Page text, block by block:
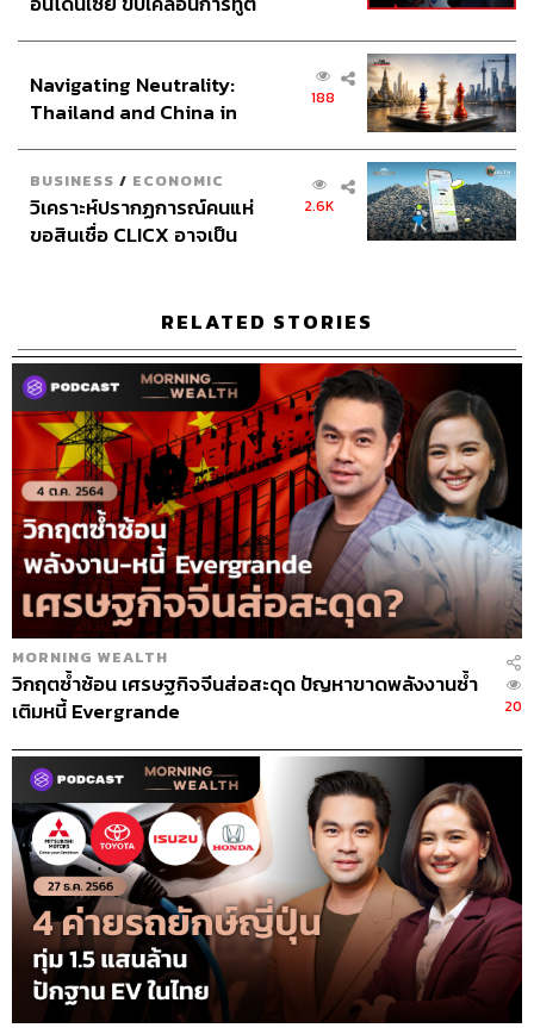
อินโดนีเซีย
Navigating Neutrality:
Thailand and China in
188
BUSINESS / ECONOMIC
วิเคราะห์ปรากฏการณ์คนแห่
ขอสินเชื่อ CLICX อาจเป็น
2.6K
RELATED STORIES
MORNING WEALTH
วิกฤตซ้ำซ้อน เศรษฐกิจจีนส่อสะดุด ปัญหาขาดพลังงานซ้ำ
เติมหนี้ Evergrande
20